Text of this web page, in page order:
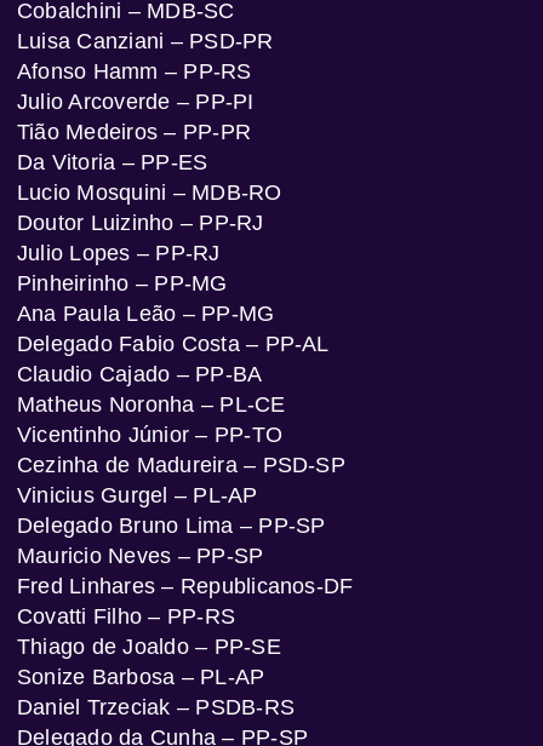
Cobalchini – MDB-SC
Luisa Canziani – PSD-PR
Afonso Hamm – PP-RS
Julio Arcoverde – PP-PI
Tião Medeiros – PP-PR
Da Vitoria – PP-ES
Lucio Mosquini – MDB-RO
Doutor Luizinho – PP-RJ
Julio Lopes – PP-RJ
Pinheirinho – PP-MG
Ana Paula Leão – PP-MG
Delegado Fabio Costa – PP-AL
Claudio Cajado – PP-BA
Matheus Noronha – PL-CE
Vicentinho Júnior – PP-TO
Cezinha de Madureira – PSD-SP
Vinicius Gurgel – PL-AP
Delegado Bruno Lima – PP-SP
Mauricio Neves – PP-SP
Fred Linhares – Republicanos-DF
Covatti Filho – PP-RS
Thiago de Joaldo – PP-SE
Sonize Barbosa – PL-AP
Daniel Trzeciak – PSDB-RS
Delegado da Cunha – PP-SP